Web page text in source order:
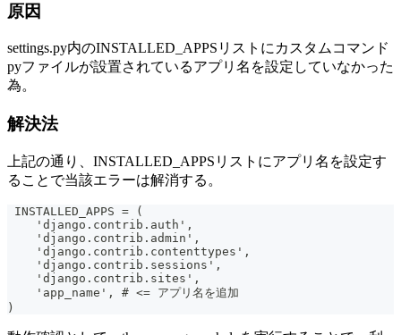
原因
settings.py内のINSTALLED_APPSリストにカスタムコマンド
pyファイルが設置されているアプリ名を設定していなかった
為。
解決法
上記の通り、INSTALLED_APPSリストにアプリ名を設定す
ることで当該エラーは解消する。
INSTALLED_APPS = (
    'django.contrib.auth',
    'django.contrib.admin',
    'django.contrib.contenttypes',
    'django.contrib.sessions',
    'django.contrib.sites',
    'app_name', # <= アプリ名を追加
)